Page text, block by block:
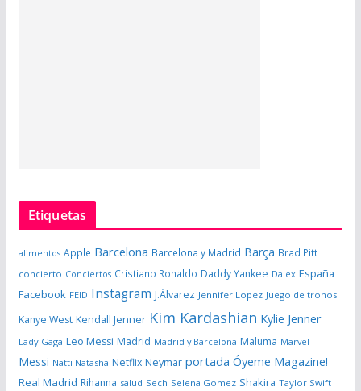
Etiquetas
alimentos Apple Barcelona Barcelona y Madrid Barça Brad Pitt
concierto Conciertos Cristiano Ronaldo Daddy Yankee Dalex España
Facebook FEID Instagram J.Álvarez Jennifer Lopez Juego de tronos
Kanye West Kendall Jenner Kim Kardashian Kylie Jenner
Lady Gaga Leo Messi Madrid Madrid y Barcelona Maluma Marvel
Messi Natti Natasha Netflix Neymar portada Óyeme Magazine!
Real Madrid Rihanna salud Sech Selena Gomez Shakira Taylor Swift